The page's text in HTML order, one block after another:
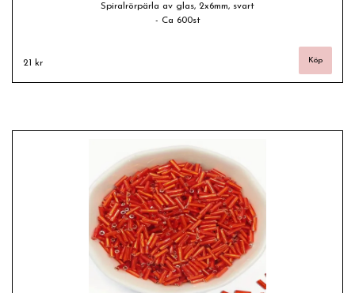
Spiralrörpärla av glas, 2x6mm, svart
- Ca 600st
21 kr